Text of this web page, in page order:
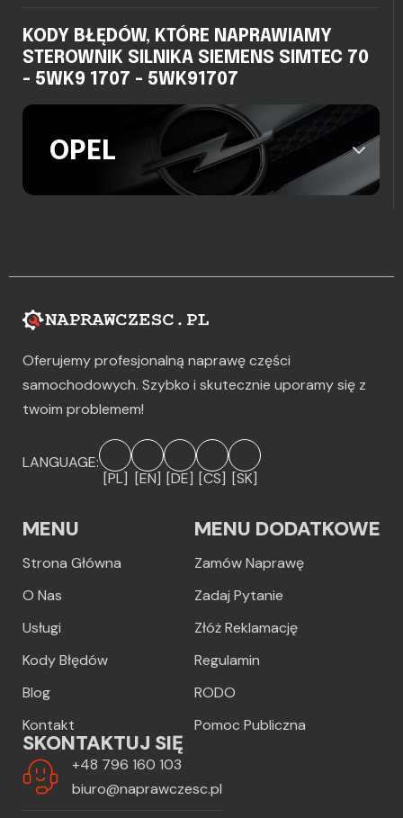
KODY BŁĘDÓW, KTÓRE NAPRAWIAMY
STEROWNIK SILNIKA SIEMENS SIMTEC 70
- 5WK9 1707 - 5WK91707
OPEL
Oferujemy profesjonalną naprawę części
samochodowych. Szybko i skutecznie uporamy się z
twoim problemem!
LANGUAGE:
[PL] [EN] [DE] [CS] [SK]
MENU
Strona Główna
O Nas
Usługi
Kody Błędów
Blog
Kontakt
MENU DODATKOWE
Zamów Naprawę
Zadaj Pytanie
Złóż Reklamację
Regulamin
RODO
Pomoc Publiczna
SKONTAKTUJ SIĘ
+48 796 160 103
biuro@naprawczesc.pl